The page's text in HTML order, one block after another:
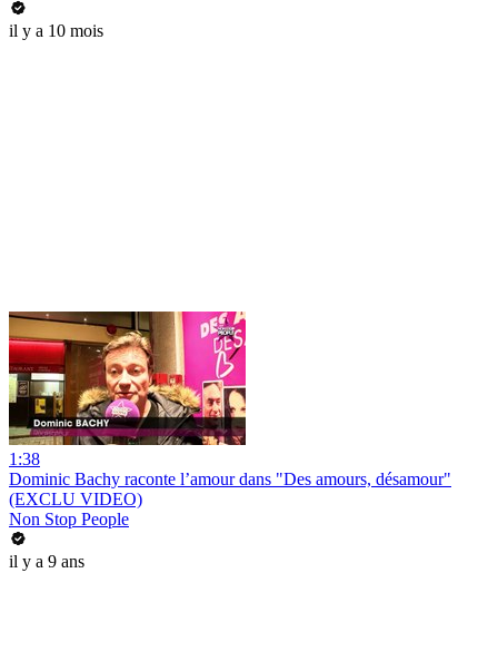
il y a 10 mois
1:38
Dominic Bachy raconte l’amour dans "Des amours, désamour"
(EXCLU VIDEO)
Non Stop People
il y a 9 ans